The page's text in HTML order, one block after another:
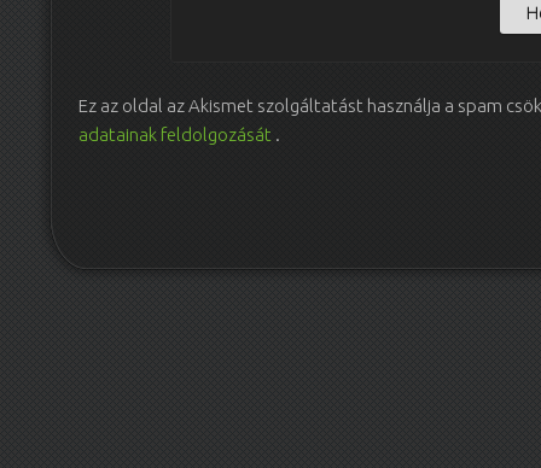
Ez az oldal az Akismet szolgáltatást használja a spam
adatainak feldolgozását .